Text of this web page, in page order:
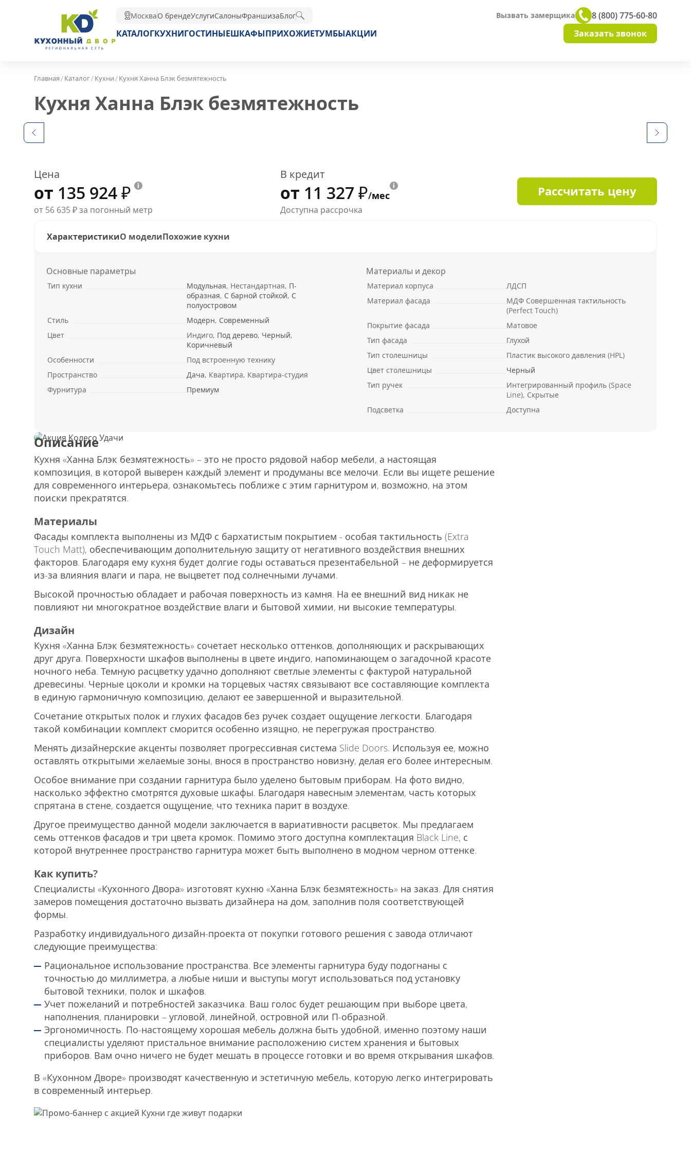
МоскваО брендеУслугиСалоныФраншизаБлог Вызвать замерщика
8 (800) 775-60-80
КАТАЛОГКУХНИГОСТИНЫЕШКАФЫПРИХОЖИЕТУМБЫАКЦИИ Заказать звонок
Главная/Каталог/Кухни/Кухня Ханна Блэк безмятежность
Кухня Ханна Блэк безмятежность
Цена
от 135 924₽
от 56 635₽за погонный метр
В кредит
от 11 327 ₽/мес
Доступна рассрочка
Рассчитать цену
ХарактеристикиО моделиПохожие кухни
Основные параметры
Тип кухни Модульная, Нестандартная, П-
образная, С барной стойкой, С
полуостровом
Стиль
Модерн, Современный
Цвет
Индиго, Под дерево, Черный,
Коричневый
Особенности
Под встроенную технику
Пространство
Дача, Квартира, Квартира-студия
Фурнитура
Премиум
Материалы и декор
Материал корпуса
ЛДСП
Материал фасада
МДФ Совершенная тактильность
(Perfect Touch)
Покрытие фасада
Матовое
Тип фасада
Глухой
Тип столешницы
Пластик высокого давления (HPL)
Цвет столешницы
Черный
Тип ручек
Интегрированный профиль (Space
Line), Скрытые
Подсветка
Доступна
Описание
Кухня «Ханна Блэк безмятежность» – это не просто рядовой набор мебели, а настоящая
композиция, в которой выверен каждый элемент и продуманы все мелочи. Если вы ищете решение
для современного интерьера, ознакомьтесь поближе с этим гарнитуром и, возможно, на этом
поиски прекратятся.
Материалы
Фасады комплекта выполнены из МДФ с бархатистым покрытием - особая тактильность (Extra
Touch Matt), обеспечивающим дополнительную защиту от негативного воздействия внешних
факторов. Благодаря ему кухня будет долгие годы оставаться презентабельной – не деформируется
из-за влияния влаги и пара, не выцветет под солнечными лучами.
Высокой прочностью обладает и рабочая поверхность из камня. На ее внешний вид никак не
повлияют ни многократное воздействие влаги и бытовой химии, ни высокие температуры.
Дизайн
Кухня «Ханна Блэк безмятежность» сочетает несколько оттенков, дополняющих и раскрывающих
друг друга. Поверхности шкафов выполнены в цвете индиго, напоминающем о загадочной красоте
ночного неба. Темную расцветку удачно дополняют светлые элементы с фактурой натуральной
древесины. Черные цоколи и кромки на торцевых частях связывают все составляющие комплекта
в единую гармоничную композицию, делают ее завершенной и выразительной.
Сочетание открытых полок и глухих фасадов без ручек создает ощущение легкости. Благодаря
такой комбинации комплект сморится особенно изящно, не перегружая пространство.
Менять дизайнерские акценты позволяет прогрессивная система Slide Doors. Используя ее, можно
оставлять открытыми желаемые зоны, внося в пространство новизну, делая его более интересным.
Особое внимание при создании гарнитура было уделено бытовым приборам. На фото видно,
насколько эффектно смотрятся духовые шкафы. Благодаря навесным элементам, часть которых
спрятана в стене, создается ощущение, что техника парит в воздухе.
Другое преимущество данной модели заключается в вариативности расцветок. Мы предлагаем
семь оттенков фасадов и три цвета кромок. Помимо этого доступна комплектация Black Line, с
которой внутреннее пространство гарнитура может быть выполнено в модном черном оттенке.
Как купить?
Специалисты «Кухонного Двора» изготовят кухню «Ханна Блэк безмятежность» на заказ. Для снятия
замеров помещения достаточно вызвать дизайнера на дом, заполнив поля соответствующей
формы.
Разработку индивидуального дизайн-проекта от покупки готового решения с завода отличают
следующие преимущества:
Рациональное использование пространства. Все элементы гарнитура буду подогнаны с
точностью до миллиметра, а любые ниши и выступы могут использоваться под установку
бытовой техники, полок и шкафов.
Учет пожеланий и потребностей заказчика. Ваш голос будет решающим при выборе цвета,
наполнения, планировки – угловой, линейной, островной или П-образной.
Эргономичность. По-настоящему хорошая мебель должна быть удобной, именно поэтому наши
специалисты уделяют пристальное внимание расположению систем хранения и бытовых
приборов. Вам очно ничего не будет мешать в процессе готовки и во время открывания шкафов.
В «Кухонном Дворе» производят качественную и эстетичную мебель, которую легко интегрировать
в современный интерьер.